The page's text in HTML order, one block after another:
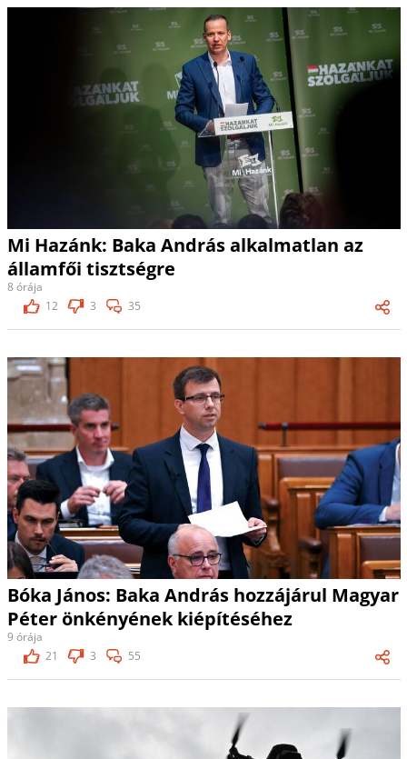
Mi Hazánk: Baka András alkalmatlan az
államfői tisztségre
8 órája
12
3 35
Bóka János: Baka András hozzájárul Magyar
Péter önkényének kiépítéséhez
9 órája
21
3 55